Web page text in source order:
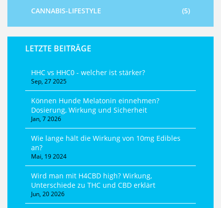
CANNABIS-LIFESTYLE
(5)
LETZTE BEITRÄGE
HHC vs HHC0 - welcher ist stärker?
Sep, 27 2025
Können Hunde Melatonin einnehmen?
Dosierung, Wirkung und Sicherheit
Jan, 7 2026
Wie lange hält die Wirkung von 10mg Edibles
an?
Mai, 19 2024
Wird man mit H4CBD high? Wirkung,
Unterschiede zu THC und CBD erklärt
Jun, 20 2026